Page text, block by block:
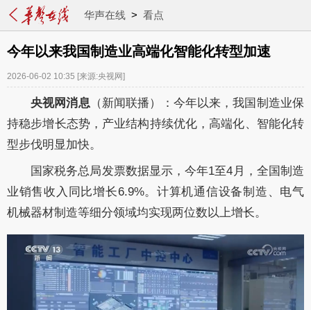
华声在线> 看点
今年以来我国制造业高端化智能化转型加速
2026-06-02 10:35 [来源:央视网]
央视网消息（新闻联播）：今年以来，我国制造业保
持稳步增长态势，产业结构持续优化，高端化、智能化转
型步伐明显加快。
国家税务总局发票数据显示，今年1至4月，全国制造
业销售收入同比增长6.9%。计算机通信设备制造、电气
机械器材制造等细分领域均实现两位数以上增长。